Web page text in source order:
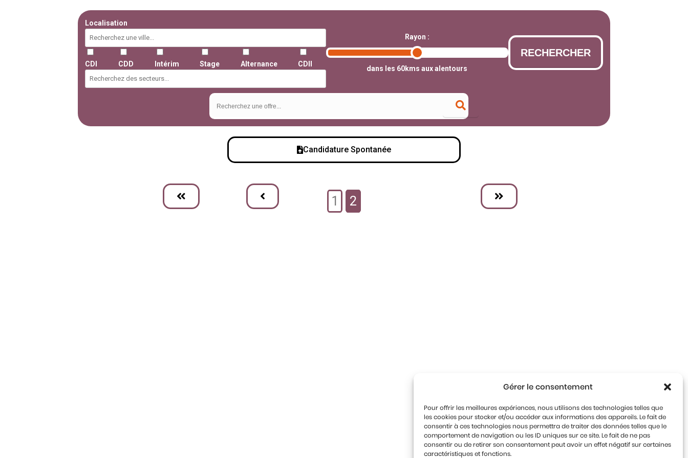
Gérer le consentement
Pour offrir les meilleures expériences, nous utilisons des technologies telles que
les cookies pour stocker et/ou accéder aux informations des appareils. Le fait de
consentir à ces technologies nous permettra de traiter des données telles que le
comportement de navigation ou les ID uniques sur ce site. Le fait de ne pas
consentir ou de retirer son consentement peut avoir un effet négatif sur certaines
caractéristiques et fonctions.
Localisation
CDI CDD Intérim Stage Alternance CDII
Rayon :
dans les 60kms aux alentours
RECHERCHER
Candidature Spontanée
1 2